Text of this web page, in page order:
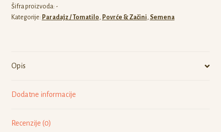
količina
Šifra proizvoda: -
Kategorije: Paradajz / Tomatilo, Povrće & Začini, Semena
Opis
Dodatne informacije
Recenzije (0)